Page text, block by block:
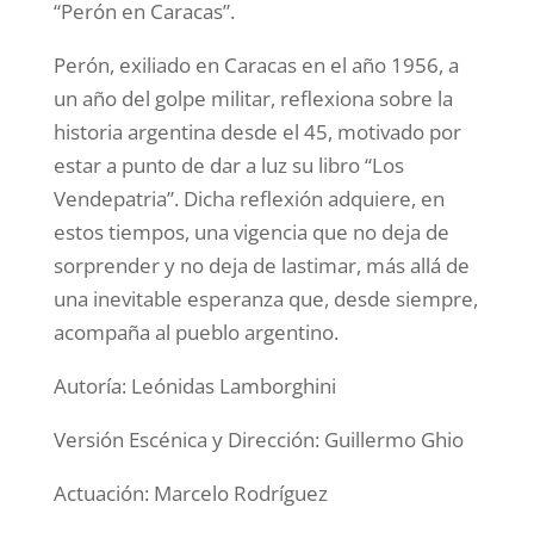
“Perón en Caracas”.
Perón, exiliado en Caracas en el año 1956, a
un año del golpe militar, reflexiona sobre la
historia argentina desde el 45, motivado por
estar a punto de dar a luz su libro “Los
Vendepatria”. Dicha reflexión adquiere, en
estos tiempos, una vigencia que no deja de
sorprender y no deja de lastimar, más allá de
una inevitable esperanza que, desde siempre,
acompaña al pueblo argentino.
Autoría: Leónidas Lamborghini
Versión Escénica y Dirección: Guillermo Ghio
Actuación: Marcelo Rodríguez